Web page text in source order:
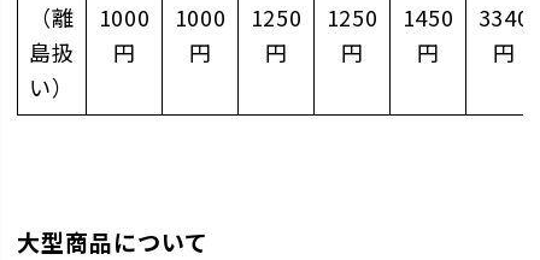
（離
島扱
い）
1000
円
1000
円
1250
円
1250
円
1450
円
3340
円
大型商品について